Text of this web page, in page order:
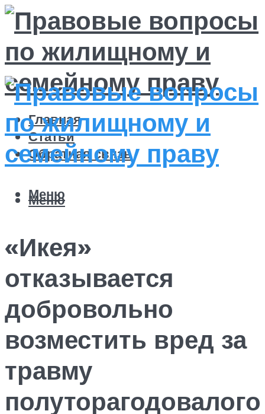
Главная
Статьи
Обратная связь
Меню
Меню
«Икея»
отказывается
добровольно
возместить вред за
травму
полуторагодовалого